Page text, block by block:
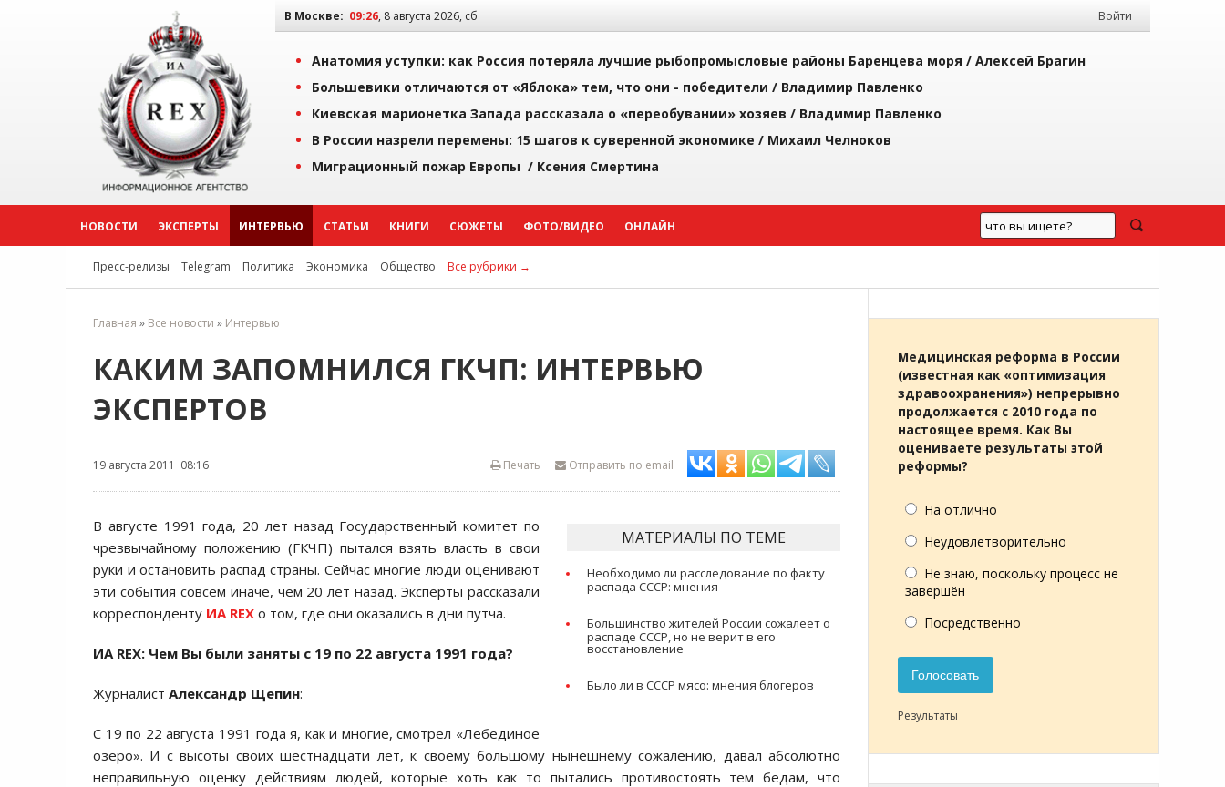
В Москве: 09:26, 8 августа 2026, сб Войти
Анатомия уступки: как Россия потеряла лучшие рыбопромысловые районы Баренцева моря / Алексей Брагин
Большевики отличаются от «Яблока» тем, что они - победители / Владимир Павленко
Киевская марионетка Запада рассказала о «переобувании» хозяев / Владимир Павленко
В России назрели перемены: 15 шагов к суверенной экономике / Михаил Челноков
Миграционный пожар Европы / Ксения Смертина
НОВОСТИ ЭКСПЕРТЫ ИНТЕРВЬЮ СТАТЬИ КНИГИ СЮЖЕТЫ ФОТО/ВИДЕО ОНЛАЙН
Пресс-релизы Telegram Политика Экономика Общество Все рубрики →
Главная » Все новости » Интервью
КАКИМ ЗАПОМНИЛСЯ ГКЧП: ИНТЕРВЬЮ
ЭКСПЕРТОВ
19 августа 2011 08:16 Отправить по email
Печать
МАТЕРИАЛЫ ПО ТЕМЕ
Необходимо ли расследование по факту
распада СССР: мнения
Большинство жителей России сожалеет о
распаде СССР, но не верит в его
восстановление
Было ли в СССР мясо: мнения блогеров
В августе 1991 года, 20 лет назад Государственный комитет по
чрезвычайному положению (ГКЧП) пытался взять власть в свои
руки и остановить распад страны. Сейчас многие люди оценивают
эти события совсем иначе, чем 20 лет назад. Эксперты рассказали
корреспонденту ИА REX о том, где они оказались в дни путча.
ИА REX: Чем Вы были заняты с 19 по 22 августа 1991 года?
Журналист Александр Щепин:
С 19 по 22 августа 1991 года я, как и многие, смотрел «Лебединое
озеро». И с высоты своих шестнадцати лет, к своему большому нынешнему сожалению, давал абсолютно
неправильную оценку действиям людей, которые хоть как то пытались противостоять тем бедам, что
Медицинская реформа в России
(известная как «оптимизация
здравоохранения») непрерывно
продолжается с 2010 года по
настоящее время. Как Вы
оцениваете результаты этой
реформы?
На отлично
Неудовлетворительно
Не знаю, поскольку процесс не
завершён
Посредственно
Голосовать
Результаты